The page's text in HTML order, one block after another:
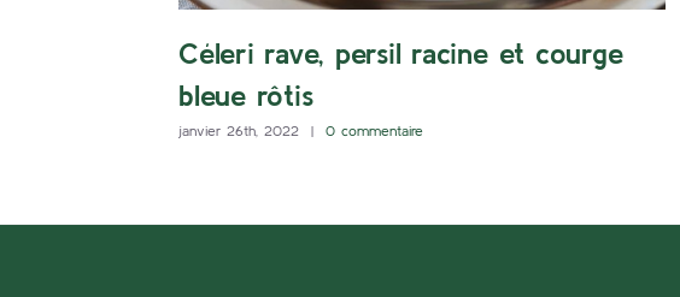
Céleri rave, persil racine et courge
bleue rôtis
janvier 26th, 2022 | 0 commentaire